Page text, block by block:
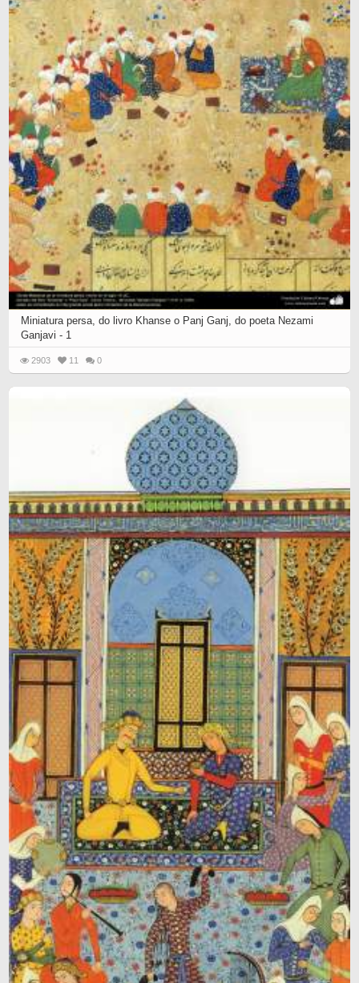
Miniatura persa, do livro Khanse o Panj Ganj, do poeta Nezami
Ganjavi - 1
2903 11 0